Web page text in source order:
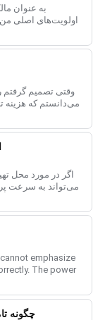
به عنوان
اولویت‌های اصلی من
وقتی تصمیم گرفتم
می‌دانستم که هزینه
اگر در مورد محل
می‌تواند به سرعت
emphasize
power
چگونه